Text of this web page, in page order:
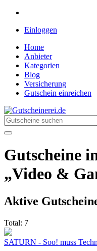
Einloggen
Home
Anbieter
Kategorien
Blog
Versicherung
Gutschein einreichen
Rabatte für jeden Einkauf
Gutscheine
„Video &
Aktive
Total: 7
SATURN - Soo! muss